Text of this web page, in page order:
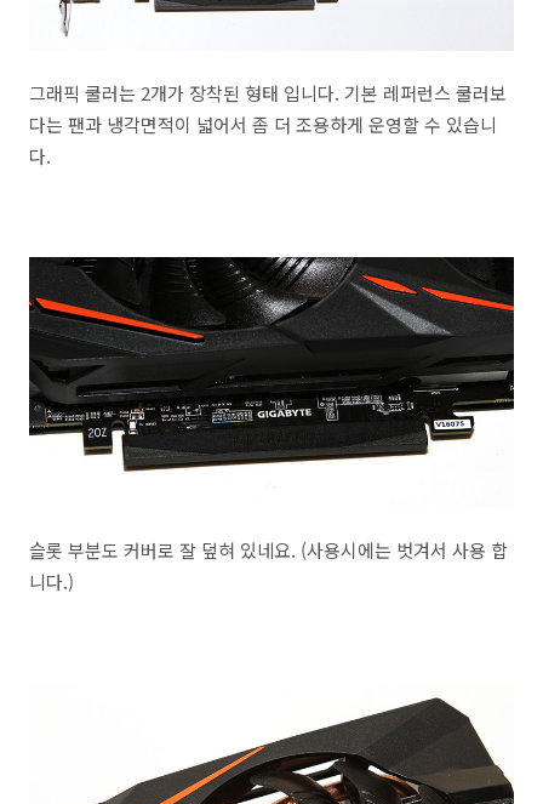
그래픽 쿨러는 2개가 장착된 형태 입니다. 기본 레퍼런스 쿨러보
다는 팬과 냉각면적이 넓어서 좀 더 조용하게 운영할 수 있습니
다.
슬롯 부분도 커버로 잘 덮혀 있네요. (사용시에는 벗겨서 사용 합
니다.)